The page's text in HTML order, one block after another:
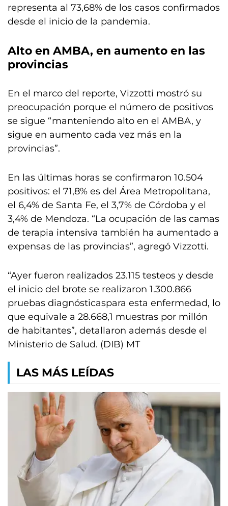
representa al 73,68% de los casos confirmados
desde el inicio de la pandemia.
Alto en AMBA, en aumento en las
provincias
En el marco del reporte, Vizzotti mostró su
preocupación porque el número de positivos
se sigue “manteniendo alto en el AMBA, y
sigue en aumento cada vez más en la
provincias”.
En las últimas horas se confirmaron 10.504
positivos: el 71,8% es del Área Metropolitana,
el 6,4% de Santa Fe, el 3,7% de Córdoba y el
3,4% de Mendoza. “La ocupación de las camas
de terapia intensiva también ha aumentado a
expensas de las provincias”, agregó Vizzotti.
“Ayer fueron realizados 23.115 testeos y desde
el inicio del brote se realizaron 1.300.866
pruebas diagnósticaspara esta enfermedad, lo
que equivale a 28.668,1 muestras por millón
de habitantes”, detallaron además desde el
Ministerio de Salud. (DIB) MT
LAS MÁS LEÍDAS